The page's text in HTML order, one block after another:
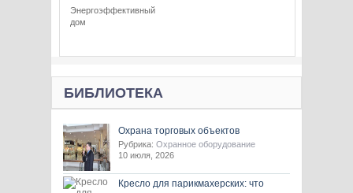
Энергоэффективный
дом
БИБЛИОТЕКА
Охрана торговых объектов
Рубрика: Охранное оборудование
10 июля, 2026
Кресло для парикмахерских: что